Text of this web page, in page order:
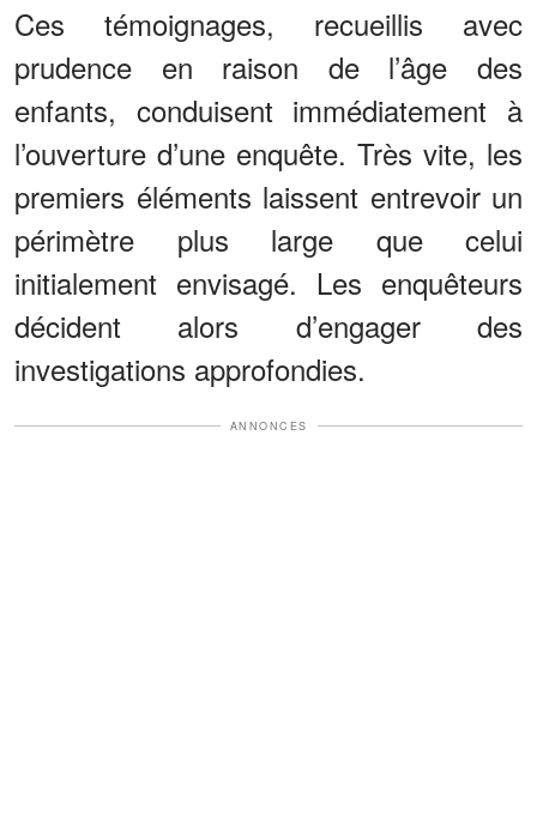
Ces témoignages, recueillis avec
prudence en raison de l’âge des
enfants, conduisent immédiatement à
l’ouverture d’une enquête. Très vite, les
premiers éléments laissent entrevoir un
périmètre plus large que celui
initialement envisagé. Les enquêteurs
décident alors d’engager des
investigations approfondies.
ANNONCES